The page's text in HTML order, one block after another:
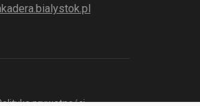
prywatności